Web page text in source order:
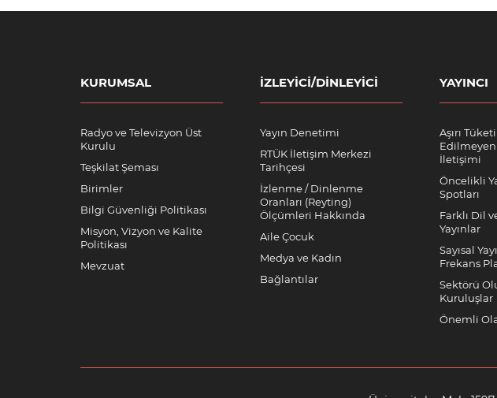
KURUMSAL
Radyo ve Televizyon Üst
Kurulu
Teşkilat Şeması
Birimler
Bilgi Güvenliği Politikası
Misyon, Vizyon ve Kalite
Politikası
Mevzuat
İZLEYICI/DINLEYICI
Yayın Denetimi
RTÜK İletişim Merkezi
Tarihçesi
İzlenme / Dinlenme
Oranları (Reyting)
Ölçümleri Hakkında
Aile Çocuk
Medya ve Kadın
Bağlantılar
YAYINCI
Aşırı
Edilmeyen
İletişimi
Öncelikli
Spotları
Farklı Dil
Yayınlar
Sayısal
Frekans
Sektörü
Kuruluşlar
Önemli